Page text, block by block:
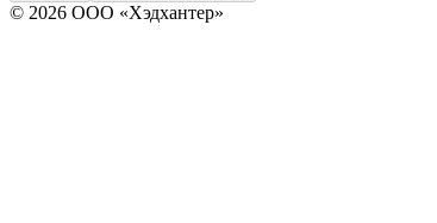
© 2026 ООО «Хэдхантер»